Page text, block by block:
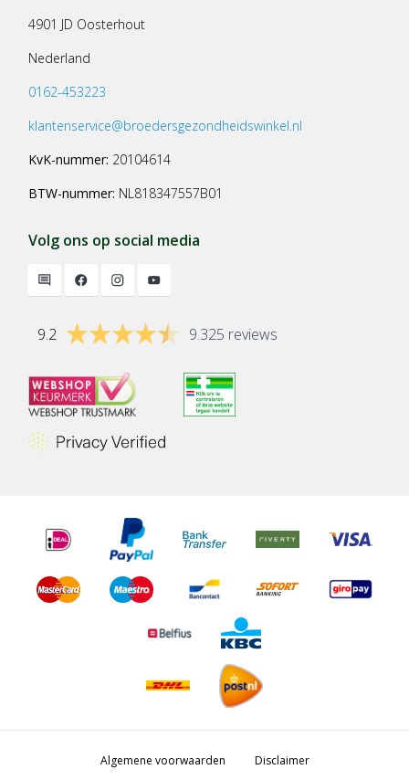
4901 JD Oosterhout
Nederland
0162-453223
klantenservice@broedersgezondheidswinkel.nl
KvK-nummer: 20104614
BTW-nummer: NL818347557B01
Volg ons op social media
9.2 9.325 reviews
Algemene voorwaarden Disclaimer